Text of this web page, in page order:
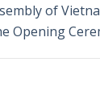
of
Opening